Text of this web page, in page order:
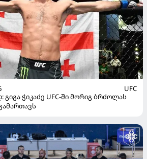
UFC
ჭიკაძე UFC-ში მორიგ ბრძოლას